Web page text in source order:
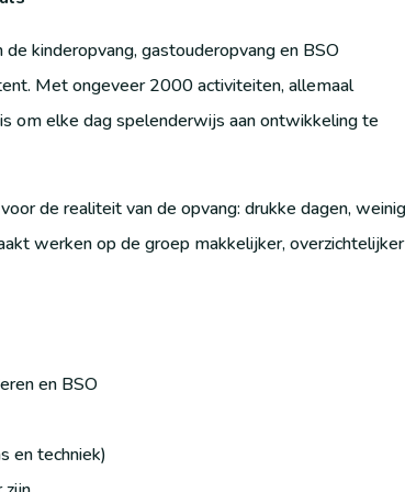
kinderopvang, gastouderopvang en BSO
Met ongeveer 2000 activiteiten, allemaal
om elke dag spelenderwijs aan ontwikkeling te
de realiteit van de opvang: drukke dagen, weinig
werken op de groep makkelijker,
en BSO
en techniek)